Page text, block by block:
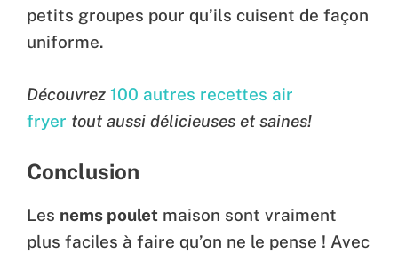
petits groupes pour qu’ils cuisent de façon
uniforme.
Découvrez 100 autres recettes air
fryer tout aussi délicieuses et saines!
Conclusion
Les nems poulet maison sont vraiment
plus faciles à faire qu’on ne le pense ! Avec